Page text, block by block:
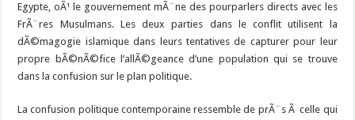
Egypte, oÃ¹ le gouvernement mÃ¨ne des pourparlers directs avec les
FrÃ¨res Musulmans. Les deux parties dans le conflit utilisent la
dÃ©magogie islamique dans leurs tentatives de capturer pour leur
propre bÃ©nÃ©fice l’allÃ©geance d’une population qui se trouve
dans la confusion sur le plan politique.
La confusion politique contemporaine ressemble de prÃ¨s Ã celle qui